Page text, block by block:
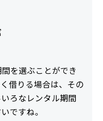
を選ぶことができ
借りる場合は、その
ろなレンタル期間
ですね。